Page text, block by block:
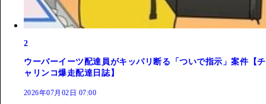
2
ウーバーイーツ配達員がキッパリ断る「ついで指示」案件【チ
ャリンコ爆走配達日誌】
2026年07月02日 07:00